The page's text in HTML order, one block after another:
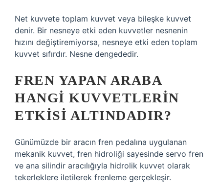
Net kuvvete toplam kuvvet veya bileşke kuvvet
denir. Bir nesneye etki eden kuvvetler nesnenin
hızını değiştiremiyorsa, nesneye etki eden toplam
kuvvet sıfırdır. Nesne dengededir.
FREN YAPAN ARABA
HANGI KUVVETLERIN
ETKISI ALTINDADIR?
Günümüzde bir aracın fren pedalına uygulanan
mekanik kuvvet, fren hidroliği sayesinde servo fren
ve ana silindir aracılığıyla hidrolik kuvvet olarak
tekerleklere iletilerek frenleme gerçekleşir.